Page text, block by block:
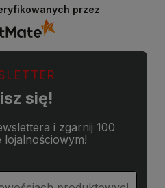
przez
się!
i zgarnij 100